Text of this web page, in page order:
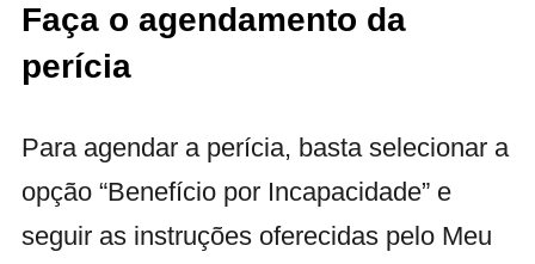
Faça o agendamento da
perícia
Para agendar a perícia, basta selecionar a
opção “Benefício por Incapacidade” e
seguir as instruções oferecidas pelo Meu